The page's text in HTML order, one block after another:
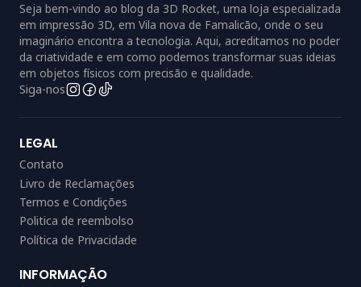
Seja bem-vindo ao blog da 3D Rocket, uma loja especializada
em impressão 3D, em Vila nova de Famalicão, onde o seu
imaginário encontra a tecnologia. Aqui, acreditamos no poder
da criatividade e em como podemos transformar suas ideias
em objetos físicos com precisão e qualidade.
Siga-nos
LEGAL
Contato
Livro de Reclamações
Termos e Condições
Politica de reembolso
Política de Privacidade
INFORMAÇÃO